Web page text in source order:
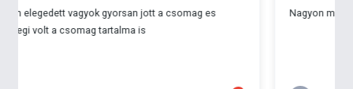
- Ha mélyebb (2 méternél mélyebb) vízben
horgászol, vagy sokat (akár 15 percet is) kell várni a